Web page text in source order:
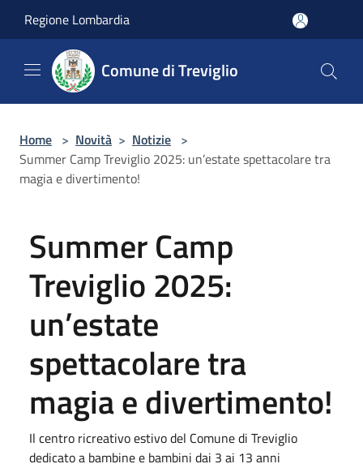
Regione Lombardia
Comune di Treviglio
Home > Novità > Notizie >
Summer Camp Treviglio 2025: un’estate spettacolare tra
magia e divertimento!
Summer Camp
Treviglio 2025:
un’estate
spettacolare tra
magia e divertimento!
Il centro ricreativo estivo del Comune di Treviglio
dedicato a bambine e bambini dai 3 ai 13 anni